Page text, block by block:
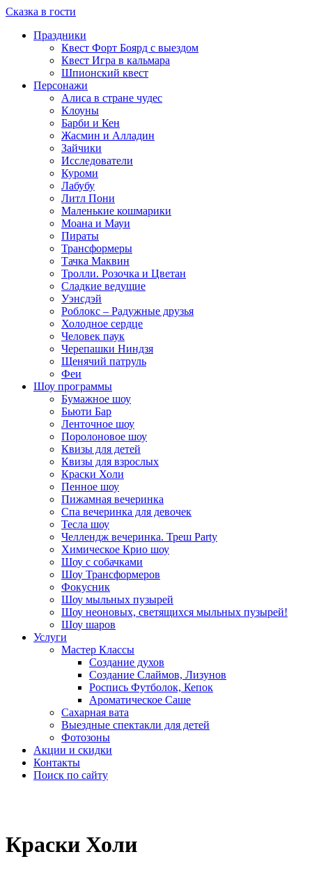
Сказка в гости
Праздники
Квест Форт Боярд с выездом
Квест Игра в кальмара
Шпионский квест
Персонажи
Алиса в стране чудес
Клоуны
Барби и Кен
Жасмин и Алладин
Зайчики
Исследователи
Куроми
Лабубу
Литл Пони
Маленькие кошмарики
Моана и Мауи
Пираты
Трансформеры
Тачка Маквин
Тролли. Розочка и Цветан
Сладкие ведущие
Уэнсдэй
Роблокс – Радужные друзья
Холодное сердце
Человек паук
Черепашки Ниндзя
Щенячий патруль
Феи
Шоу программы
Бумажное шоу
Бьюти Бар
Ленточное шоу
Поролоновое шоу
Квизы для детей
Квизы для взрослых
Краски Холи
Пенное шоу
Пижамная вечеринка
Спа вечеринка для девочек
Тесла шоу
Челлендж вечеринка. Треш Party
Химическое Крио шоу
Шоу с собачками
Шоу Трансформеров
Фокусник
Шоу мыльных пузырей
Шоу неоновых, светящихся мыльных пузырей!
Шоу шаров
Услуги
Мастер Классы
Создание духов
Создание Слаймов, Лизунов
Роспись Футболок, Кепок
Ароматическое Саше
Сахарная вата
Выездные спектакли для детей
Фотозоны
Акции и скидки
Контакты
Поиск по сайту
Краски Холи